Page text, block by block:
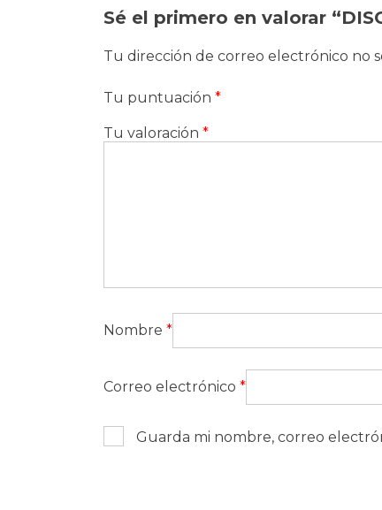
Sé el primero en valorar
Tu dirección de correo electrónico no
Tu puntuación *
Tu valoración *
Nombre *
Correo electrónico *
Guarda mi nombre, correo